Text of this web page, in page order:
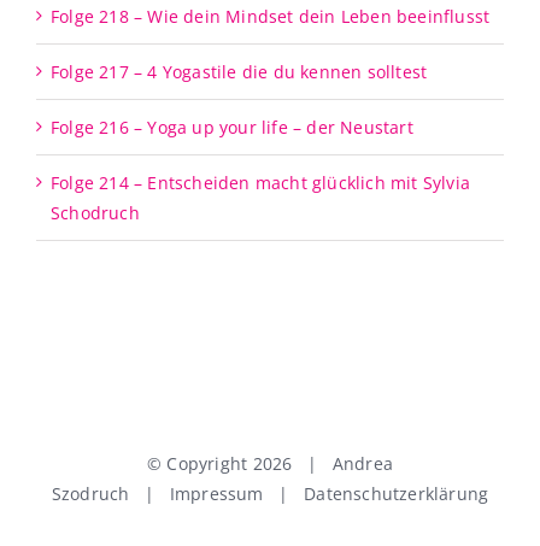
Folge 218 – Wie dein Mindset dein Leben beeinflusst
Folge 217 – 4 Yogastile die du kennen solltest
Folge 216 – Yoga up your life – der Neustart
Folge 214 – Entscheiden macht glücklich mit Sylvia
Schodruch
© Copyright 2026 | Andrea
Szodruch | Impressum | Datenschutzerklärung